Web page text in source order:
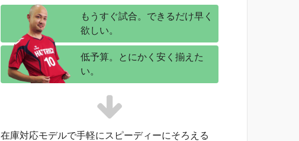
もうすぐ試合。できるだけ早く
欲しい。
低予算。とにかく安く揃えた
い。
在庫対応モデルで手軽にスピーディーにそろえる